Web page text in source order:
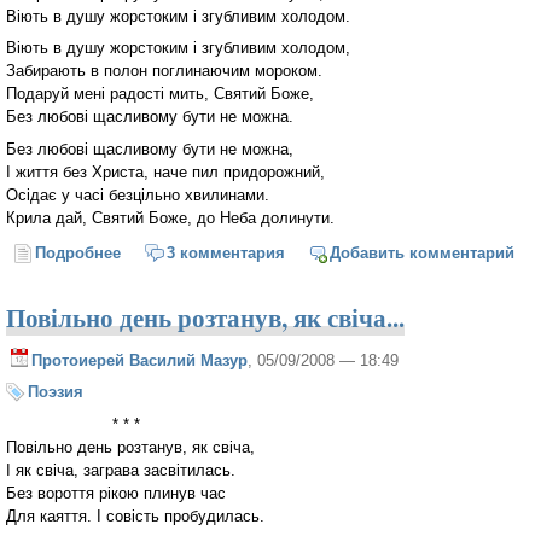
Віють в душу жорстоким і згубливим холодом.
Віють в душу жорстоким і згубливим холодом,
Забирають в полон поглинаючим мороком.
Подаруй мені радості мить, Святий Боже,
Без любові щасливому бути не можна.
Без любові щасливому бути не можна,
І життя без Христа, наче пил придорожний,
Осідає у часі безцільно хвилинами.
Крила дай, Святий Боже, до Неба долинути.
Подробнее о На молитву святу піднімусь серед ночі...
3 комментария Добавить комментарий
Повільно день розтанув, як свіча...
Протоиерей Василий Мазур , 05/09/2008 — 18:49
Поэзия
* * *
Повільно день розтанув, як свіча,
І як свіча, заграва засвітилась.
Без вороття рікою плинув час
Для каяття. І совість пробудилась.